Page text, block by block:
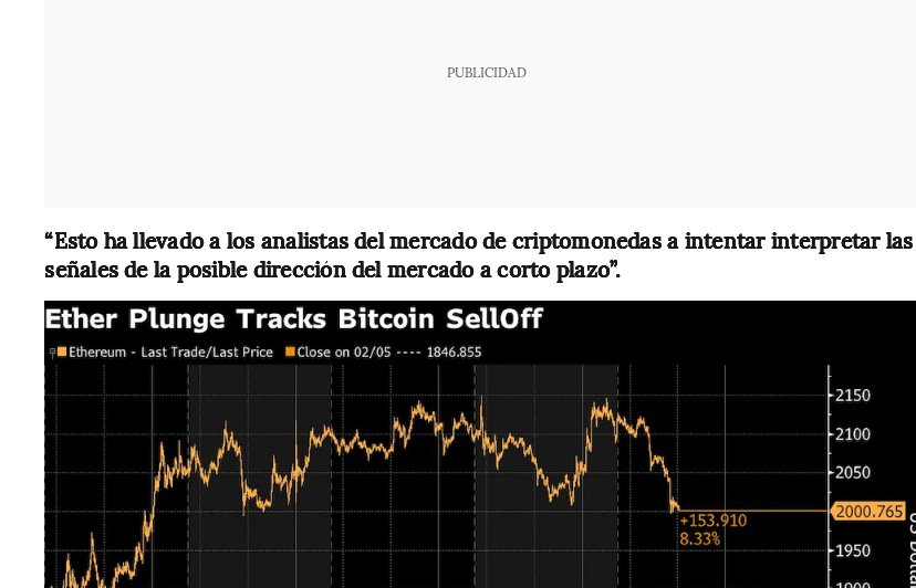
PUBLICIDAD
“Esto ha llevado a los analistas del mercado de criptomonedas a intentar interpretar las
señales de la posible dirección del mercado a corto plazo”.